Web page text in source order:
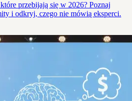
przebijają się w 2026? Poznaj
i odkryj, czego nie mówią eksperci.